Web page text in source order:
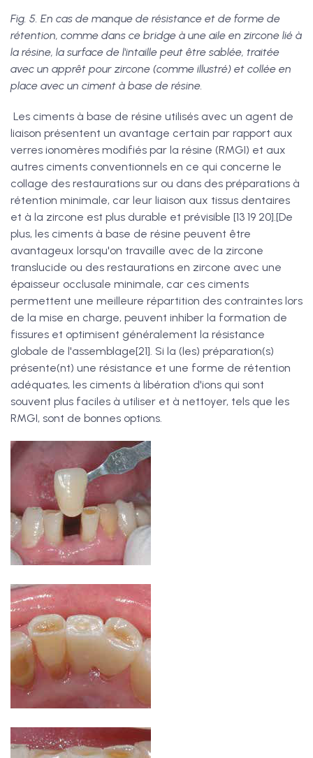
Fig. 5. En cas de manque de résistance et de forme de
rétention, comme dans ce bridge à une aile en zircone lié à
la résine, la surface de l'intaille peut être sablée, traitée
avec un apprêt pour zircone (comme illustré) et collée en
place avec un ciment à base de résine.
Les ciments à base de résine utilisés avec un agent de
liaison présentent un avantage certain par rapport aux
verres ionomères modifiés par la résine (RMGI) et aux
autres ciments conventionnels en ce qui concerne le
collage des restaurations sur ou dans des préparations à
rétention minimale, car leur liaison aux tissus dentaires
et à la zircone est plus durable et prévisible [13 19 20].[De
plus, les ciments à base de résine peuvent être
avantageux lorsqu'on travaille avec de la zircone
translucide ou des restaurations en zircone avec une
épaisseur occlusale minimale, car ces ciments
permettent une meilleure répartition des contraintes lors
de la mise en charge, peuvent inhiber la formation de
fissures et optimisent généralement la résistance
globale de l'assemblage[21]. Si la (les) préparation(s)
présente(nt) une résistance et une forme de rétention
adéquates, les ciments à libération d'ions qui sont
souvent plus faciles à utiliser et à nettoyer, tels que les
RMGI, sont de bonnes options.